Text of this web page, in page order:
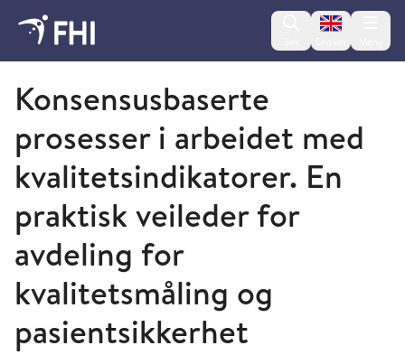
Change
2012 - publikasjoner fra FHI
Konsensusbaserte
prosesser i arbeidet med
kvalitetsindikatorer. En
praktisk veileder for
avdeling for
kvalitetsmåling og
pasientsikkerhet